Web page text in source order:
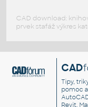
CAD download:
prvek stafáž výkres
CAD
Tipy,
pomoc
Revit,